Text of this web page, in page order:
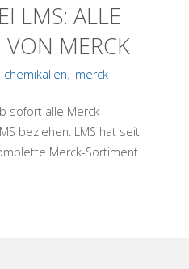
LMS: ALLE
MERCK
chemikalien, merck
sofort alle Merck-
beziehen. LMS hat seit
Merck-Sortiment.